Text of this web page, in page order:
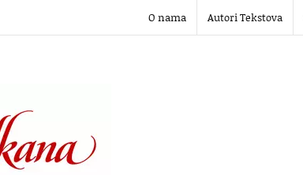
O nama Autori Tekstova